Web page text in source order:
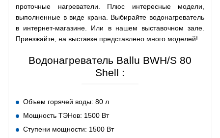
проточные нагреватели. Плюс интересные модели,
выполненные в виде крана. Выбирайте водонагреватель
в интернет-магазине. Или в нашем выставочном зале.
Приезжайте, на выставке представлено много моделей!
Водонагреватель Ballu BWH/S 80
Shell :
Объем горячей воды: 80 л
Мощность ТЭНов: 1500 Вт
Ступени мощности: 1500 Вт